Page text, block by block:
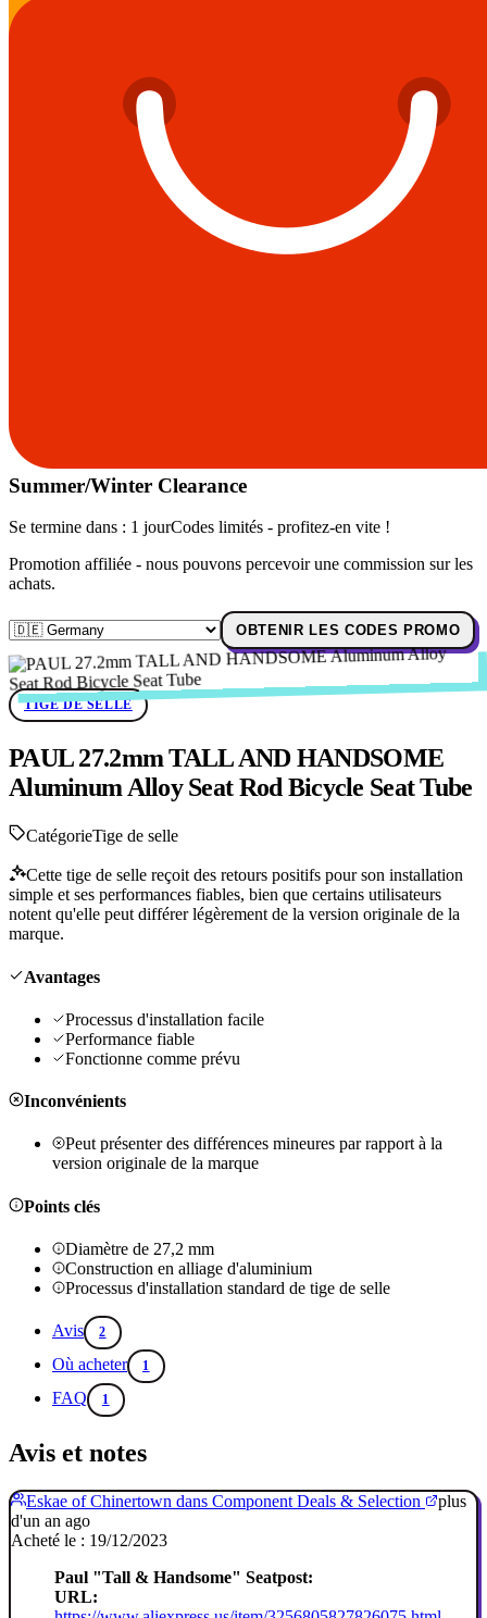
Summer/Winter Clearance
Se termine dans : 1 jourCodes limités - profitez-en vite !
Promotion affiliée - nous pouvons percevoir une commission sur les
achats.
OBTENIR LES CODES PROMO
TIGE DE SELLE
PAUL 27.2mm TALL AND HANDSOME
Aluminum Alloy Seat Rod Bicycle Seat Tube
CatégorieTige de selle
Cette tige de selle reçoit des retours positifs pour son installation
simple et ses performances fiables, bien que certains utilisateurs
notent qu'elle peut différer légèrement de la version originale de la
marque.
Avantages
Processus d'installation facile
Performance fiable
Fonctionne comme prévu
Inconvénients
Peut présenter des différences mineures par rapport à la
version originale de la marque
Points clés
Diamètre de 27,2 mm
Construction en alliage d'aluminium
Processus d'installation standard de tige de selle
Avis 2
Où acheter 1
FAQ 1
Avis et notes
Eskae of Chinertown dans Component Deals & Selection
plus
d'un an ago
Acheté le : 19/12/2023
Paul "Tall & Handsome" Seatpost:
URL: